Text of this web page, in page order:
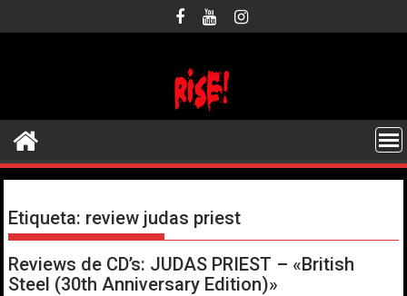
al
Etiqueta: review judas priest
Reviews de CD’s: JUDAS PRIEST – «British
Steel (30th Anniversary Edition)»